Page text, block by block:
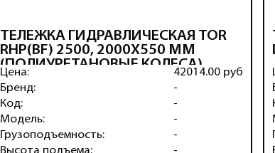
ТЕЛЕЖКА ГИДРАВЛИЧЕСКАЯ TOR
RHP(BF) 2500, 2000Х550 ММ
(ПОЛИУРЕТАНОВЫЕ КОЛЕСА)
Цена:
Бренд:
Код:
Модель:
Грузоподъемность:
42014.00 руб
-
-
-
-